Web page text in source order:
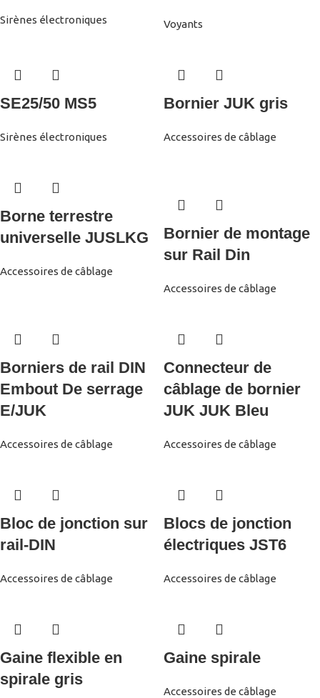
Sirènes électroniques Voyants
SE25/50 MS5
Sirènes électroniques
Bornier JUK gris
Accessoires de câblage
Borne terrestre
universelle JUSLKG
Accessoires de câblage
Bornier de montage
sur Rail Din
Accessoires de câblage
Borniers de rail DIN
Embout De serrage
E/JUK
Accessoires de câblage
Connecteur de
câblage de bornier
JUK JUK Bleu
Accessoires de câblage
Bloc de jonction sur
rail-DIN
Accessoires de câblage
Blocs de jonction
électriques JST6
Accessoires de câblage
Gaine flexible en
spirale gris
Gaine spirale
Accessoires de câblage